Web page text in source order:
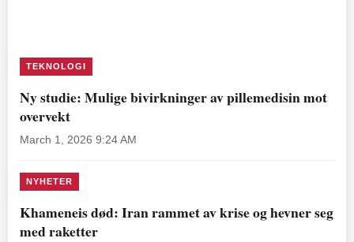
TEKNOLOGI
Ny studie: Mulige bivirkninger av pillemedisin mot
overvekt
March 1, 2026 9:24 AM
NYHETER
Khameneis død: Iran rammet av krise og hevner seg
med raketter